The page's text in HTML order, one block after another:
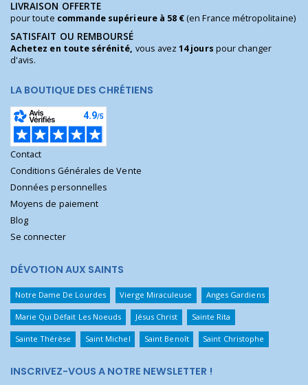
LIVRAISON OFFERTE
pour toute commande supérieure à 58 €(en France métropolitaine)
SATISFAIT OU REMBOURSÉ
Achetez en toute sérénité, vous avez14 jours pour changer
d'avis.
LA BOUTIQUE DES CHRÉTIENS
Contact
Conditions Générales de Vente
Données personnelles
Moyens de paiement
Blog
Se connecter
DÉVOTION AUX SAINTS
Notre Dame De Lourdes Vierge Miraculeuse Anges Gardiens
Marie Qui Défait Les Noeuds Jésus Christ Sainte Rita
Sainte Thérèse Saint Michel Saint Benoît Saint Christophe
INSCRIVEZ-VOUS A NOTRE NEWSLETTER !